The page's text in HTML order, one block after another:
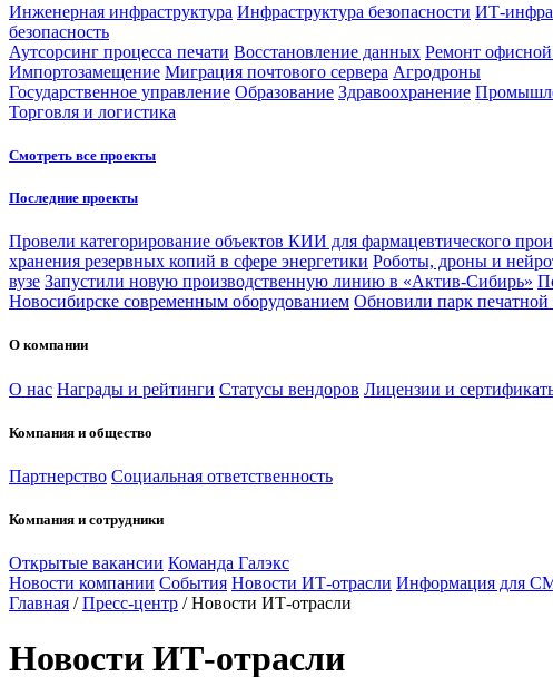
Инженерная инфраструктура Инфраструктура безопасности ИТ-
безопасность
Аутсорсинг процесса печати Восстановление данных Ремонт
Импортозамещение Миграция почтового сервера Агродроны
Государственное управление Образование Здравоохранение
Торговля и логистика
Смотреть все проекты
Последние проекты
Провели категорирование объектов КИИ для фармацевтического
хранения резервных копий в сфере энергетики Роботы, дроны и
вузе Запустили новую производственную линию в «Актив-Сибирь»
Новосибирске современным оборудованием Обновили парк печатной
О компании
О нас Награды и рейтинги Статусы вендоров Лицензии и
Компания и общество
Партнерство Социальная ответственность
Компания и сотрудники
Открытые вакансии Команда Галэкс
Новости компании События Новости ИТ-отрасли Информация для
Главная / Пресс-центр / Новости ИТ-отрасли
Новости ИТ-отрасли